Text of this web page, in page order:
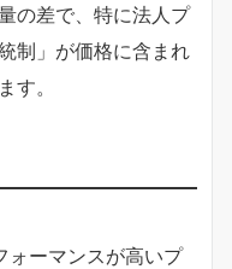
の差で、特に法人プ
制」が価格に含まれ
す。
ォーマンスが高いプ